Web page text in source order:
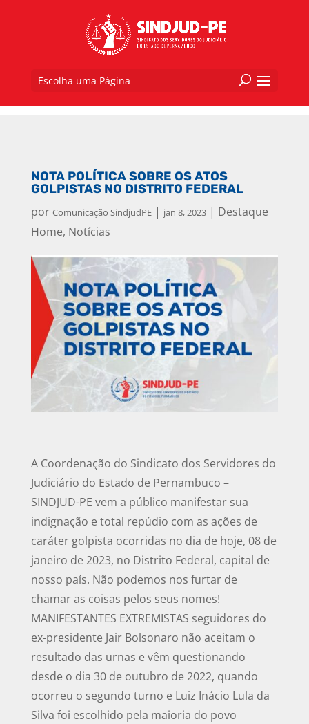
Escolha uma Página
NOTA POLÍTICA SOBRE OS ATOS
GOLPISTAS NO DISTRITO FEDERAL
por Comunicação SindjudPE| jan 8, 2023| Destaque
Home, Notícias
A Coordenação do Sindicato dos Servidores do
Judiciário do Estado de Pernambuco –
SINDJUD-PE vem a público manifestar sua
indignação e total repúdio com as ações de
caráter golpista ocorridas no dia de hoje, 08 de
janeiro de 2023, no Distrito Federal, capital de
nosso país. Não podemos nos furtar de
chamar as coisas pelos seus nomes!
MANIFESTANTES EXTREMISTAS seguidores do
ex-presidente Jair Bolsonaro não aceitam o
resultado das urnas e vêm questionando
desde o dia 30 de outubro de 2022, quando
ocorreu o segundo turno e Luiz Inácio Lula da
Silva foi escolhido pela maioria do povo